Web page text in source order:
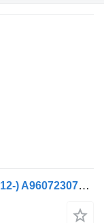
Mercedes-Benz Actros MP4 2551 (01.12-) A9607230709 Türgriff für Mercedes-Benz Actros MP4 Antos Arocs (2012-) Sattelzugmaschine